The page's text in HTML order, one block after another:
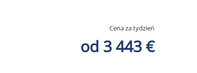
Cena za tydzień
od 3 443 €